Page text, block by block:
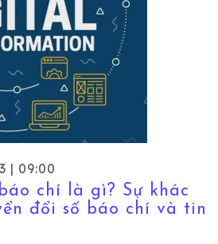
| 09:00
chí là gì? Sự khác
đổi số báo chí và tin